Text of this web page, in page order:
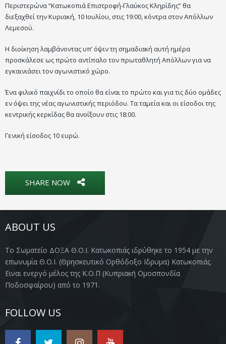
Περιστερώνα “Κατωκοπιά Επιστροφή-Γλαύκος Κληρίδης” θα
διεξαχθεί την Κυριακή, 10 Ιουλίου, στις 19:00, κόντρα στον Απόλλων
Λεμεσού.
Η διοίκηση λαμβάνοντας υπ’ όψιν τη σημαδιακή αυτή ημέρα
προσκάλεσε ως πρώτο αντίπαλο τον πρωταθλητή Απόλλων για να
εγκαινιάσει τον αγωνιστικό χώρο.
Ένα φιλικό παιχνίδι το οποίο θα είναι το πρώτο και για τις δύο ομάδες
εν όψει της νέας αγωνιστικής περιόδου. Τα ταμεία και οι είσοδοι της
κεντρικής κερκίδας θα ανοίξουν στις 18:00.
Γενική είσοδος 10 ευρώ.
SHARE NOW
ABOUT US
Το Σωματείο ΔΟΞΑ Θ.Ο.Ι. Κατωκοπιάς ιδρύθηκε το 1954 με την
επωνυμία Θ.Ο.Ι. (Θρησκευτικό Ορθόδοξο Ιδρυμα) Κατωκοπιάς.
Ειναι ενεργό μέλος της Κ.Ο.Π (Κυπριακή Ομοσπονδία
Ποδοσφαίρου) από το 1971.
FOLLOW US